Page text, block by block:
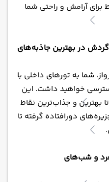
آرامش و راحتی شما
در بهترین جاذبه‌های
شما به تورهای داخلی با
خواهید داشت. این
بهترین و جذاب‌ترین نقاط
دورافتاده گرفته تا
و شب‌های